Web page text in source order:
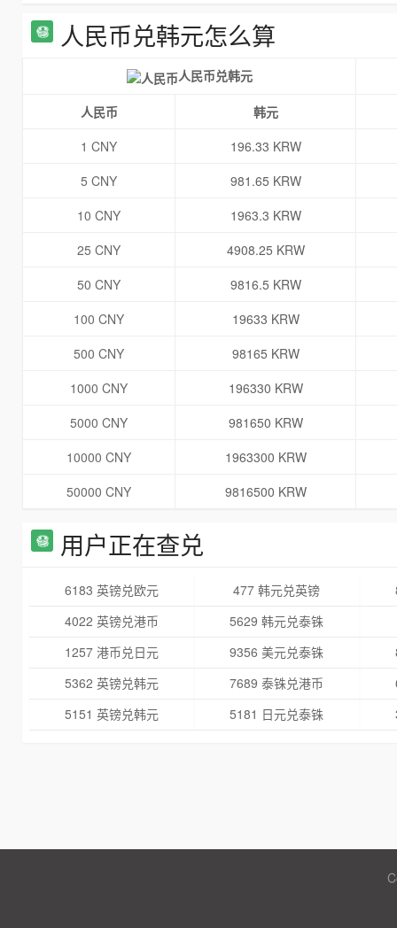
人民币兑韩元怎么算
人民币兑韩元
人民币
韩元
1 CNY
196.33 KRW
5 CNY
981.65 KRW
10 CNY
1963.3 KRW
25 CNY
4908.25 KRW
50 CNY
9816.5 KRW
100 CNY
19633 KRW
500 CNY
98165 KRW
1000 CNY
196330 KRW
5000 CNY
981650 KRW
10000 CNY
1963300 KRW
50000 CNY
9816500 KRW
用户正在查兑
6183 英镑兑欧元 477 韩元兑英镑
4022 英镑兑港币
5629 韩元兑泰铢
1257 港币兑日元
9356 美元兑泰铢
5362 英镑兑韩元
7689 泰铢兑港币
5151 英镑兑韩元
5181 日元兑泰铢